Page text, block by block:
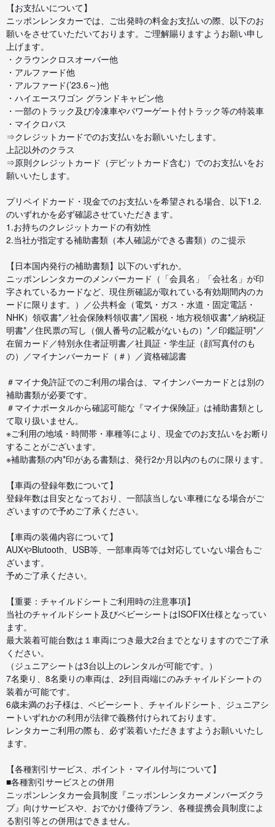
【お支払いについて】
ニッポンレンタカーでは、ご出発時の料金お支払いの際、以下のお
願いをさせていただいております。ご理解賜りますようお願い申し
上げます。
・クラウンクロスオーバー他
・アルファード他
・アルファード(’23.6～)他
・ハイエースワゴン グランドキャビン他
・一部のトラック及び冷凍車やパワーゲート付トラック等の特装車
・マイクロバス
⇒クレジットカードでのお支払いをお願いいたします。
上記以外のクラス
⇒原則クレジットカード（デビットカード含む）でのお支払いをお
願いいたします。
プリペイドカード・現金でのお支払いを希望される場合、以下1.2.
のいずれかを必ず確認させていただきます。
1.お持ちのクレジットカードの有効性
2.当社が指定する補助書類（本人確認ができる書類）のご提示
【日本国内発行の補助書類】以下のいずれか。
ニッポンレンタカーのメンバーカード（「会員名」「会社名」が印
字されているカードなど、現住所確認が取れている有効期間内のカ
ードに限ります。）／公共料金（電気・ガス・水道・固定電話・
NHK）領収書*／社会保険料領収書*／国税・地方税領収書*／納税証
明書*／住民票の写し（個人番号の記載がないもの）*／印鑑証明*／
在留カード／特別永住者証明書／社員証・学生証（顔写真付のも
の）／マイナンバーカード（＃）／資格確認書
＃マイナ免許証でのご利用の場合は、マイナンバーカードとは別の
補助書類が必要です。
＃マイナポータルから確認可能な『マイナ保険証』は補助書類とし
て取り扱いません。
※ご利用の地域・時間帯・車種等により、現金でのお支払いをお断り
することがございます。
※補助書類の内*印がある書類は、発行2か月以内のものに限ります。
【車両の登録年数について】
登録年数は目安となっており、一部該当しない車種になる場合がご
ざいますので予めご了承ください。
【車両の装備内容について】
AUXやBlutooth、USB等、一部車両等では対応していない場合もご
ざいます。
予めご了承ください。
【重要：チャイルドシートご利用時の注意事項】
当社のチャイルドシート及びベビーシートはISOFIX仕様となってい
ます。
最大装着可能台数は１車両につき最大2台までとなりますのでご了承
ください。
（ジュニアシートは3台以上のレンタルが可能です。）
7名乗り、8名乗りの車両は、2列目両端にのみチャイルドシートの
装着が可能です。
6歳未満のお子様は、ベビーシート、チャイルドシート、ジュニアシ
ートいずれかの利用が法律で義務付けられております。
レンタカーご利用の際も、必ず装着いただきますようお願いいたし
ます。
【各種割引サービス、ポイント・マイル付与について】
■各種割引サービスとの併用
ニッポンレンタカー会員制度『ニッポンレンタカーメンバーズクラ
ブ』向けサービスや、おでかけ優待プラン、各種提携会員制度によ
る割引等との併用はできません。